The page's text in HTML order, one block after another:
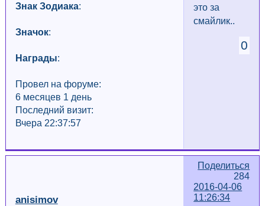
Знак Зодиака:
Значок:
Награды:
Провел на форуме:
6 месяцев 1 день
Последний визит:
Вчера 22:37:57
это за
смайлик..
0
Поделиться
284
2016-04-06
11:26:34
anisimov